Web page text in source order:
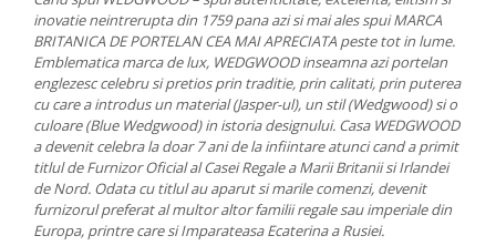
NATURE
CHINOISERIE WHITE
JASPER CONRAN WHITE
GILDED MUSE
WONDERLUST
MORRIS&AMP;CO
KINGSLEY
SERENDIPITY GOLD
inovatie neintrerupta din 1759 pana azi si mai ales spui MARCA
BRITANICA DE PORTELAN CEA MAI APRECIATA peste tot in lume.
Emblematica marca de lux, WEDGWOOD inseamna azi portelan
englezesc celebru si pretios prin traditie, prin calitati, prin puterea
cu care a introdus un material (Jasper-ul), un stil (Wedgwood) si o
culoare (Blue Wedgwood) in istoria designului. Casa WEDGWOOD
a devenit celebra la doar 7 ani de la infiintare atunci cand a primit
titlul de Furnizor Oficial al Casei Regale a Marii Britanii si Irlandei
de Nord. Odata cu titlul au aparut si marile comenzi, devenit
furnizorul preferat al multor altor familii regale sau imperiale din
Europa, printre care si Imparateasa Ecaterina a Rusiei.